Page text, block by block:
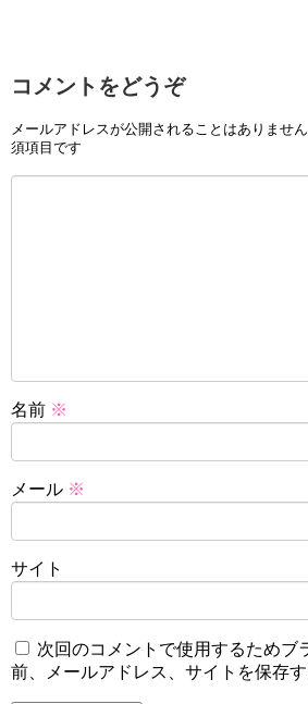
コメントをどうぞ
メールアドレスが公開されることはありません
須項目です
名前 ※
メール ※
サイト
次回のコメントで使用するためブ
前、メールアドレス、サイトを保存す